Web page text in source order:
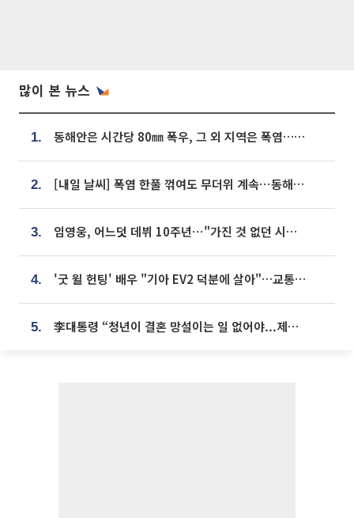
많이 본 뉴스
1. 동해안은 시간당 80㎜ 폭우, 그 외 지역은 폭염…‘극과 극 날씨’
2. [내일 날씨] 폭염 한풀 꺾여도 무더위 계속⋯동해안 이틀 연속 비
3. 임영웅, 어느덧 데뷔 10주년⋯"가진 것 없던 시절, 내 앞엔 20명의 팬뿐"
4. '굿 윌 헌팅' 배우 "기아 EV2 덕분에 살아"…교통사고 후 안전성 극찬
5. 李대통령 “청년이 결혼 망설이는 일 없어야...제도상 불이익 조사”